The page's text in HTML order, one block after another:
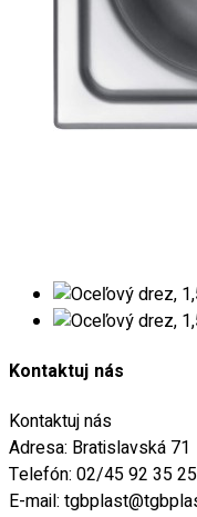
Kontaktuj nás
Kontaktuj nás
Adresa: Bratislavská 71
Telefón: 02/45 92 35 25
E-mail: